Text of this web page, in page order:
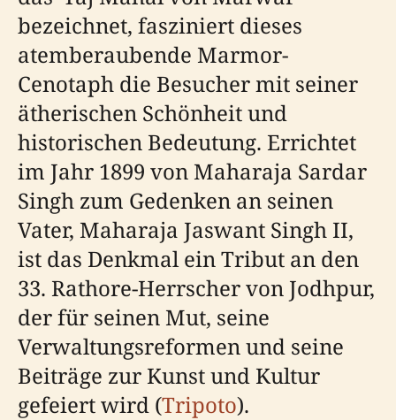
bezeichnet, fasziniert dieses
atemberaubende Marmor-
Cenotaph die Besucher mit seiner
ätherischen Schönheit und
historischen Bedeutung. Errichtet
im Jahr 1899 von Maharaja Sardar
Singh zum Gedenken an seinen
Vater, Maharaja Jaswant Singh II,
ist das Denkmal ein Tribut an den
33. Rathore-Herrscher von Jodhpur,
der für seinen Mut, seine
Verwaltungsreformen und seine
Beiträge zur Kunst und Kultur
gefeiert wird (Tripoto).